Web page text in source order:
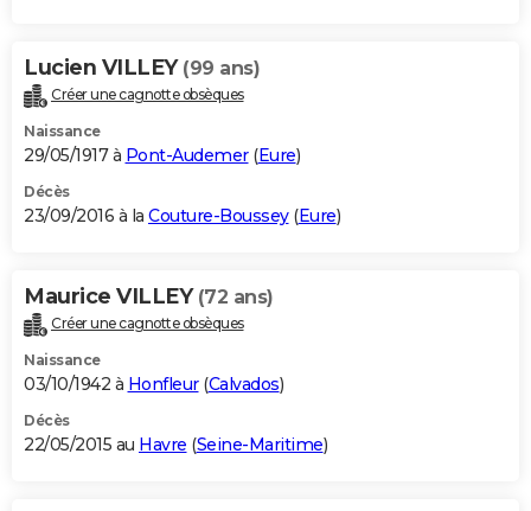
Lucien VILLEY (99 ans)
Créer une cagnotte obsèques
Naissance
29/05/1917 à Pont-Audemer(Eure)
Décès
23/09/2016 à la Couture-Boussey(Eure)
Maurice VILLEY (72 ans)
Créer une cagnotte obsèques
Naissance
03/10/1942 à Honfleur(Calvados)
Décès
22/05/2015 au Havre (Seine-Maritime)